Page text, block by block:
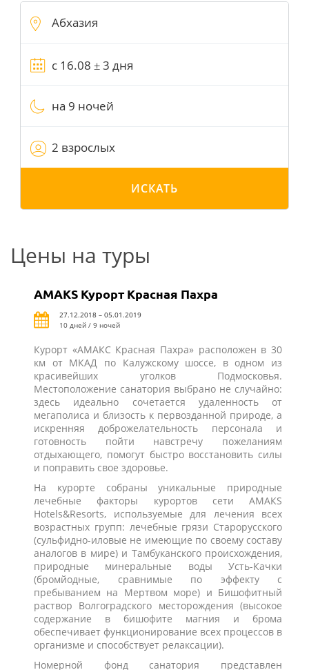
на 9 ночей
2 взрослых
ИСКАТЬ
Цены на туры
AMAKS Курорт Красная Пахра
27.12.2018 – 05.01.2019
10 дней / 9 ночей
Курорт «АМАКС Красная Пахра» расположен в 30
км от МКАД по Калужскому шоссе, в одном из
красивейших уголков Подмосковья.
Местоположение санатория выбрано не случайно:
здесь идеально сочетается удаленность от
мегаполиса и близость к первозданной природе, а
искренняя доброжелательность персонала и
готовность пойти навстречу пожеланиям
отдыхающего, помогут быстро восстановить силы
и поправить свое здоровье.
На курорте собраны уникальные природные
лечебные факторы курортов сети АМАКS
Hotels&Resorts, используемые для лечения всех
возрастных групп: лечебные грязи Старорусского
(сульфидно-иловые не имеющие по своему составу
аналогов в мире) и Тамбуканского происхождения,
природные минеральные воды Усть-Качки
(бромйодные, сравнимые по эффекту с
пребыванием на Мертвом море) и Бишофитный
раствор Волгоградского месторождения (высокое
содержание в бишофите магния и брома
обеспечивает функционирование всех процессов в
организме и способствует релаксации).
Номерной фонд санатория представлен